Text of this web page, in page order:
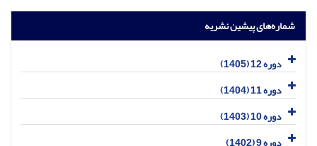
شماره‌های پیشین نشریه
دوره 12 (1405)
دوره 11 (1404)
دوره 10 (1403)